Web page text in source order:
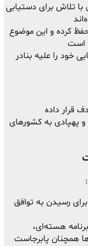
با تلاش برای دستیابی
حفظ کرده و این موضوع
است
خود را علیه بنادر
قرار داده
و پهپادی به کشورهای
برای رسیدن به توافق
هسته‌ای،
همچنان پابرجاست